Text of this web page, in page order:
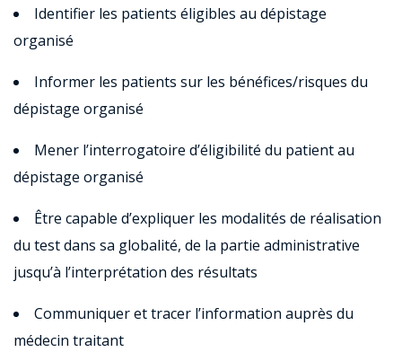
Identifier les patients éligibles au dépistage
organisé
Informer les patients sur les bénéfices/risques du
dépistage organisé
Mener l’interrogatoire d’éligibilité du patient au
dépistage organisé
Être capable d’expliquer les modalités de réalisation
du test dans sa globalité, de la partie administrative
jusqu’à l’interprétation des résultats
Communiquer et tracer l’information auprès du
médecin traitant